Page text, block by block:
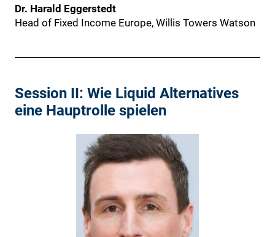
Dr. Harald Eggerstedt
Head of Fixed Income Europe, Willis Towers Watson
Session II: Wie Liquid Alternatives
eine Hauptrolle spielen